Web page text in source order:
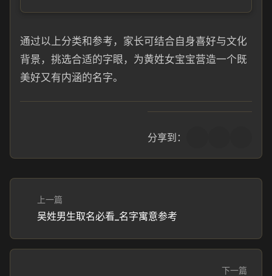
通过以上分类和参考，家长可结合自身喜好与文化
背景，挑选合适的字眼，为黄姓女宝宝营造一个既
美好又有内涵的名字。
分享到：
上一篇
吴姓男生取名必看_名字寓意参考
下一篇